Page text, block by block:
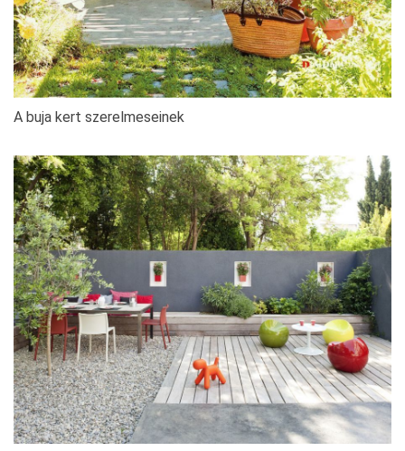
A buja kert szerelmeseinek